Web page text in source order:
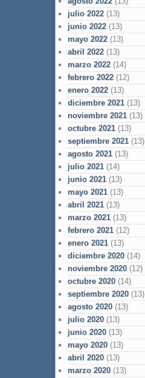
julio 2022(13)
junio 2022(13)
mayo 2022(13)
abril 2022(13)
marzo 2022(14)
febrero 2022(12)
enero 2022(13)
diciembre 2021(13)
noviembre 2021(13)
octubre 2021(13)
septiembre 2021(13)
agosto 2021(13)
julio 2021(14)
junio 2021(13)
mayo 2021(13)
abril 2021(13)
marzo 2021(13)
febrero 2021(12)
enero 2021(13)
diciembre 2020(14)
noviembre 2020(12)
octubre 2020(14)
septiembre 2020(13)
agosto 2020(13)
julio 2020(13)
junio 2020(13)
mayo 2020(13)
abril 2020(13)
marzo 2020(13)